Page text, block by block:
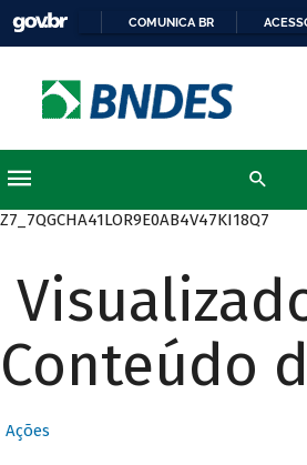
COMUNICA BR
Z7_7QGCHA41LOR9E0AB4V47KI18Q7
Conteúdo
Ações